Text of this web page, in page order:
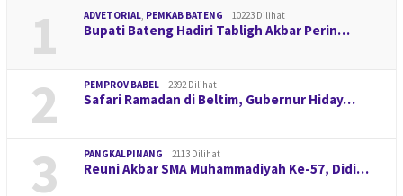
1 ADVETORIAL, PEMKAB BATENG 10223 Dilihat
Bupati Bateng Hadiri Tabligh Akbar Perin…
2 PEMPROV BABEL 2392 Dilihat
Safari Ramadan di Beltim, Gubernur Hiday…
3 PANGKALPINANG 2113 Dilihat
Reuni Akbar SMA Muhammadiyah Ke-57, Didi…